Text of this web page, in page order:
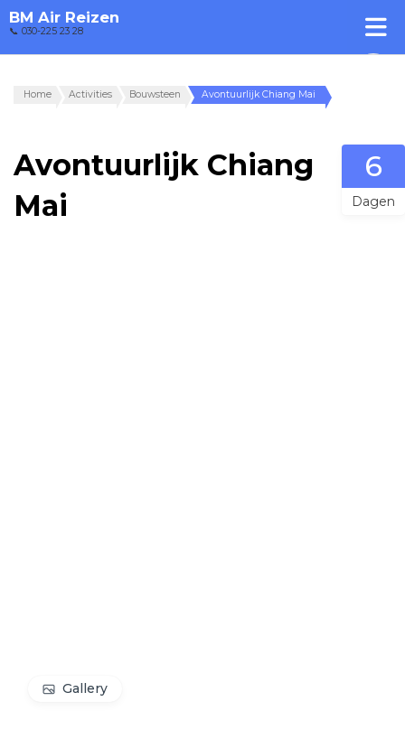
BM Air Reizen
📞 030-225 23 28
Home Activities Bouwsteen Avontuurlijk Chiang Mai
Avontuurlijk Chiang
Mai
6
Dagen
Gallery